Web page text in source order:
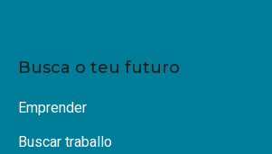
Busca o teu futuro
Emprender
Buscar traballo